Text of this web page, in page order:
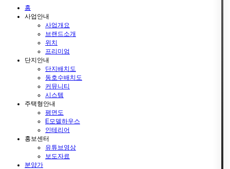
홈
사업안내
사업개요
브랜드소개
위치
프리미엄
단지안내
단지배치도
동호수배치도
커뮤니티
시스템
주택형안내
평면도
E모델하우스
인테리어
홍보센터
유튜브영상
보도자료
분양가